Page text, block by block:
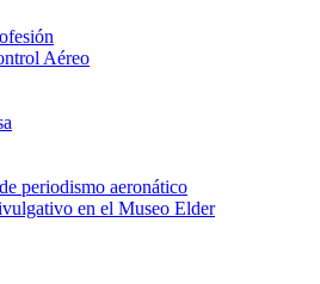
Aéreo
periodismo aeronático
en el Museo Elder